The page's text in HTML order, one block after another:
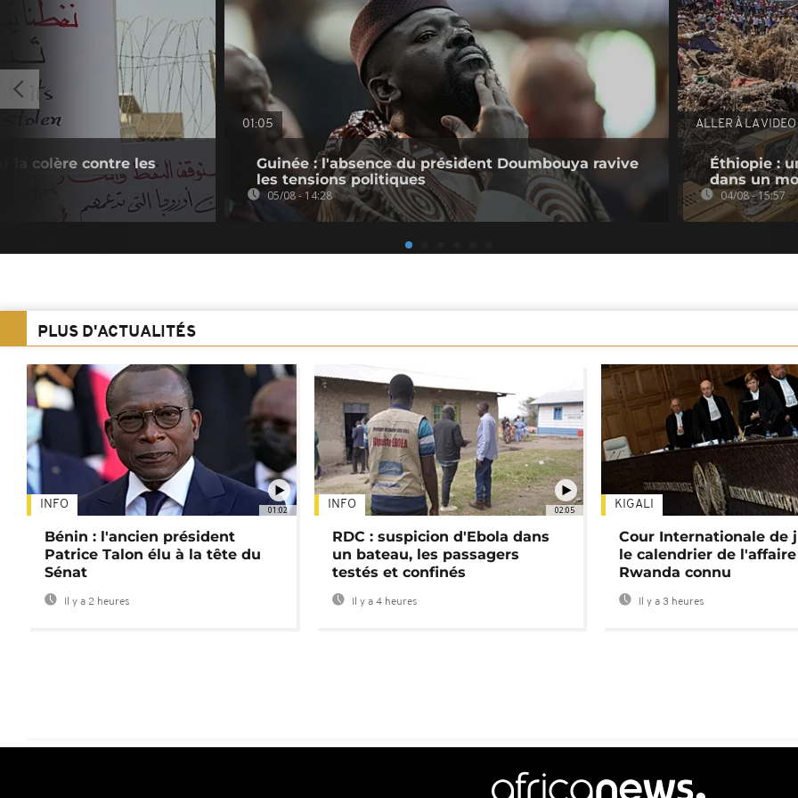
la colère contre les
01:05
Guinée : l'absence du président Doumbouya ravive
les tensions politiques
05/08 - 14:28
ALLER À LA VIDEO
Éthiopie :
dans un
04/08 - 15:57
PLUS D'ACTUALITÉS
01:02
INFO
Bénin : l'ancien président
Patrice Talon élu à la tête du
Sénat
Il y a 2 heures
02:05
INFO
RDC : suspicion d'Ebola dans
un bateau, les passagers
testés et confinés
Il y a 4 heures
KIGALI
Cour Internationale de
le calendrier de l'affaire
Rwanda connu
Il y a 3 heures